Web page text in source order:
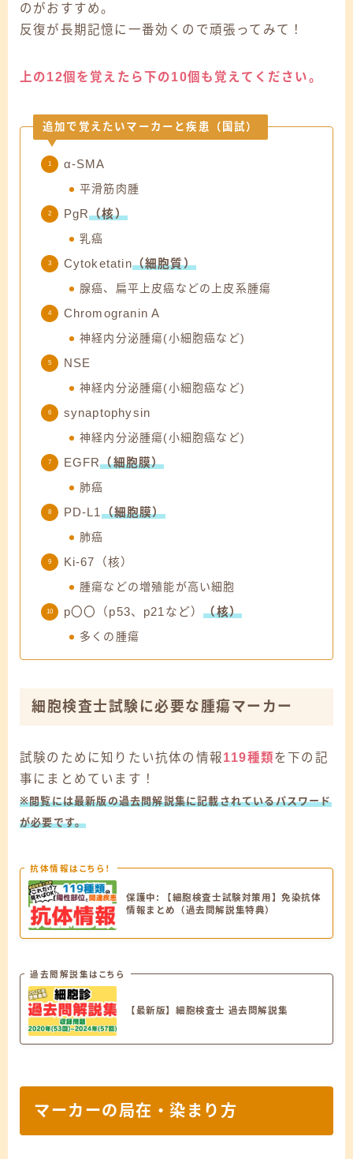
のがおすすめ。
反復が長期記憶に一番効くので頑張ってみて！
上の12個を覚えたら下の10個も覚えてください。
追加で覚えたいマーカーと疾患（国試）
α-SMA
平滑筋肉腫
PgR（核）
乳癌
Cytoketatin（細胞質）
腺癌、扁平上皮癌などの上皮系腫瘍
Chromogranin A
神経内分泌腫瘍(小細胞癌など)
NSE
神経内分泌腫瘍(小細胞癌など)
synaptophysin
神経内分泌腫瘍(小細胞癌など)
EGFR（細胞膜）
肺癌
PD-L1 （細胞膜）
肺癌
Ki-67（核）
腫瘍などの増殖能が高い細胞
p〇〇（p53、p21など）（核）
多くの腫瘍
細胞検査士試験に必要な腫瘍マーカー
試験のために知りたい抗体の情報119種類を下の記
事にまとめています！
※閲覧には最新版の過去問解説集に記載されているパスワード
が必要です。
抗体情報はこちら！
保護中: 【細胞検査士試験対策用】免染抗体
情報まとめ（過去問解説集特典）
過去問解説集はこちら
【最新版】細胞検査士 過去問解説集
マーカーの局在・染まり方